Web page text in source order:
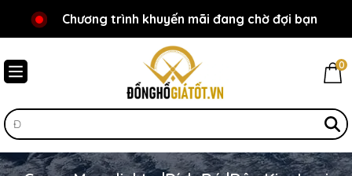
Chào mừng bạn đến với Đồnghồgiátốt.vn!
Chương trình khuyến mãi đang chờ đợi bạn
0